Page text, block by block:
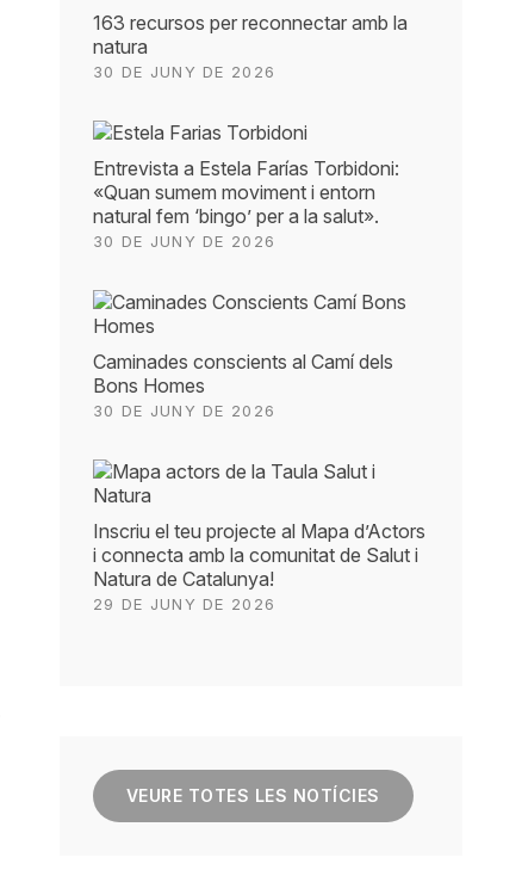
163 recursos per reconnectar amb la
natura
30 DE JUNY DE 2026
Entrevista a Estela Farías Torbidoni:
«Quan sumem moviment i entorn
natural fem ‘bingo’ per a la salut».
30 DE JUNY DE 2026
Caminades conscients al Camí dels
Bons Homes
30 DE JUNY DE 2026
Inscriu el teu projecte al Mapa d’Actors
i connecta amb la comunitat de Salut i
Natura de Catalunya!
29 DE JUNY DE 2026
VEURE TOTES LES NOTÍCIES